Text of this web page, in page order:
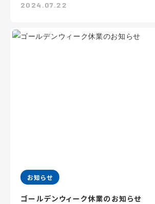
2024.07.22
お知らせ
ゴールデンウィーク休業のお知らせ